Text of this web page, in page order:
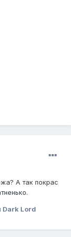
А так покрас
Dark Lord